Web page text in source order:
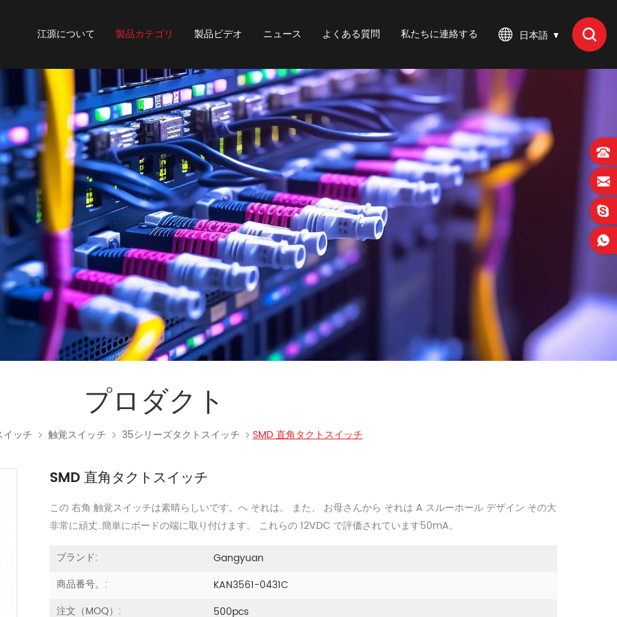
日本語
江源について 製品カテゴリ 製品ビデオ ニュース よくある質問 私たちに連絡する
プロダクト
イッチ 触覚スイッチ 35シリーズタクトスイッチ SMD 直角タクトスイッチ
SMD 直角タクトスイッチ
この 右角 触覚スイッチは素晴らしいです。へ それは。 また、 お母さんから それは A スルーホール デザイン その大
非常に頑丈..簡単にボードの端に取り付けます。 これらの 12VDC で評価されています50mA。
ブランド:
Gangyuan
商品番号。:
KAN3561-0431C
注文（MOQ）:
500pcs